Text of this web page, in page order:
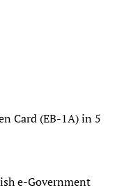
Card (EB-1A) in 5
e-Government